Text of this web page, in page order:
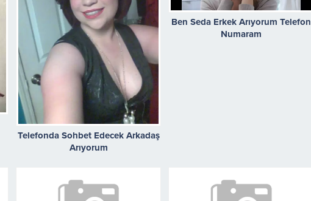
Telefonda Sohbet Edecek Arkadaş
Arıyorum
Ben Seda Erkek Arıyorum Telefon
Numaram